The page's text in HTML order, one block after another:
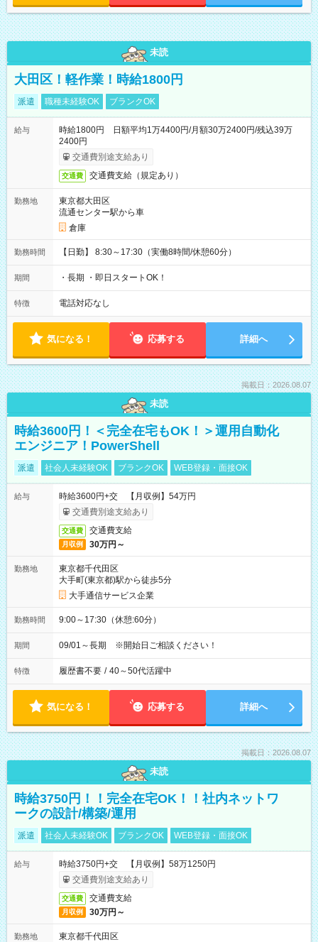
未読
大田区！軽作業！時給1800円
派遣 職種未経験OK ブランクOK
給与
時給1800円 日額平均1万4400円/月額30万2400円/残込39万
2400円
交通費別途支給あり
交通費 交通費支給（規定あり）
勤務地
東京都大田区
流通センター駅から車
倉庫
勤務時間 【日勤】 8:30～17:30（実働8時間/休憩60分）
期間 ・長期 ・即日スタートOK！
特徴 電話対応なし
気になる！ 応募する 詳細へ
掲載日：2026.08.07
未読
時給3600円！＜完全在宅もOK！＞運用自動化
エンジニア！PowerShell
派遣 社会人未経験OK ブランクOK WEB登録・面接OK
給与
時給3600円+交 【月収例】54万円
交通費別途支給あり
交通費 交通費支給
月収例 30万円～
勤務地
東京都千代田区
大手町(東京都)駅から徒歩5分
大手通信サービス企業
勤務時間 9:00～17:30（休憩:60分）
期間 09/01～長期 ※開始日ご相談ください！
特徴 履歴書不要 / 40～50代活躍中
気になる！ 応募する 詳細へ
掲載日：2026.08.07
未読
時給3750円！！完全在宅OK！！社内ネットワ
ークの設計/構築/運用
派遣 社会人未経験OK ブランクOK WEB登録・面接OK
給与
時給3750円+交 【月収例】58万1250円
交通費別途支給あり
交通費 交通費支給
月収例 30万円～
勤務地
東京都千代田区